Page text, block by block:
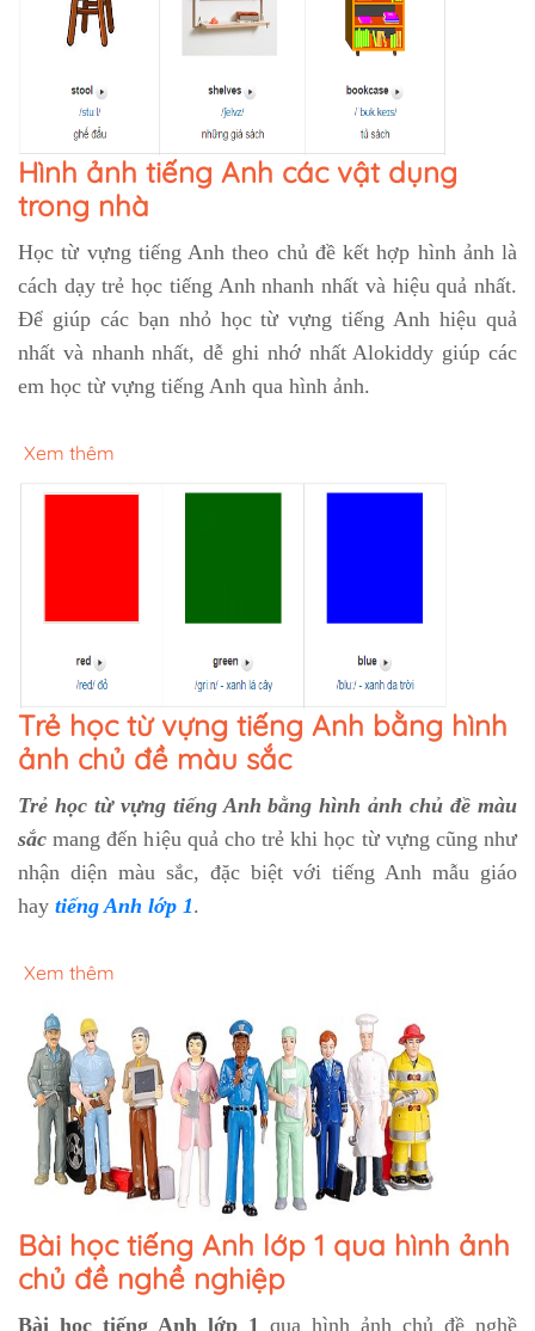
Hình ảnh tiếng Anh các vật dụng
trong nhà
Học từ vựng tiếng Anh theo chủ đề kết hợp hình ảnh là
cách dạy trẻ học tiếng Anh nhanh nhất và hiệu quả nhất.
Để giúp các bạn nhỏ học từ vựng tiếng Anh hiệu quả
nhất và nhanh nhất, dễ ghi nhớ nhất Alokiddy giúp các
em học từ vựng tiếng Anh qua hình ảnh.
Xem thêm
Trẻ học từ vựng tiếng Anh bằng hình
ảnh chủ đề màu sắc
Trẻ học từ vựng tiếng Anh bằng hình ảnh chủ đề màu
sắc mang đến hiệu quả cho trẻ khi học từ vựng cũng như
nhận diện màu sắc, đặc biệt với tiếng Anh mẫu giáo
hay tiếng Anh lớp 1.
Xem thêm
Bài học tiếng Anh lớp 1 qua hình ảnh
chủ đề nghề nghiệp
Bài học tiếng Anh lớp 1 qua hình ảnh chủ đề nghề